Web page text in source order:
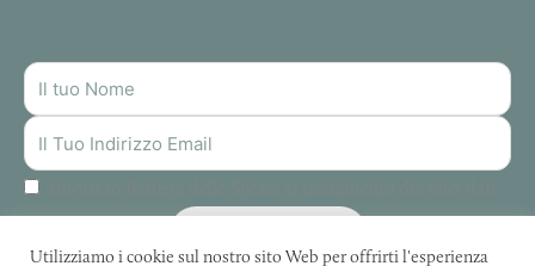
NOME
INDIRIZZO
MAIL
Utilizziamo i cookie sul nostro sito Web per offrirti l'esperienza